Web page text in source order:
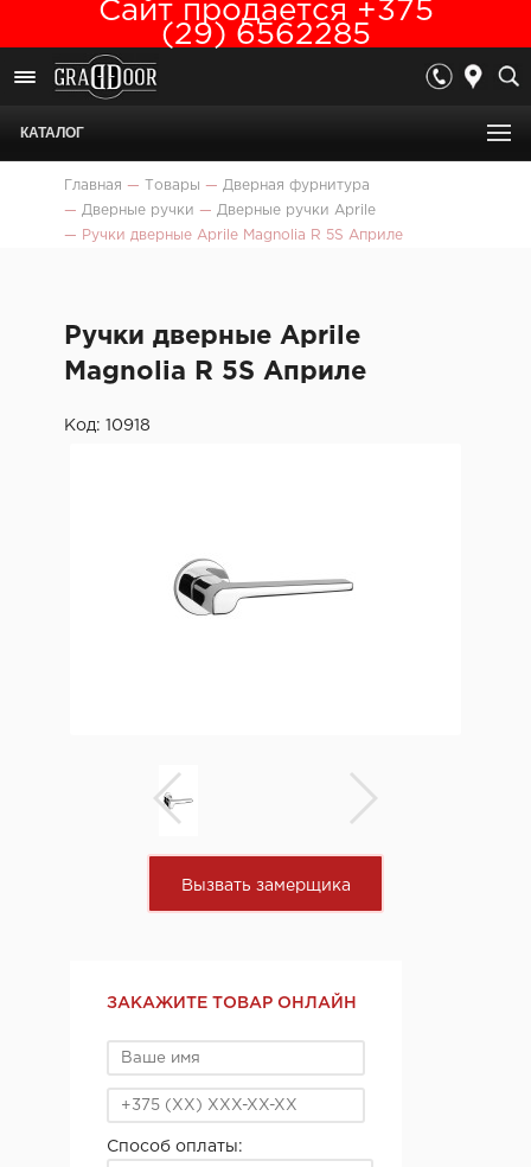
Сайт продается +375
(29) 6562285
КАТАЛОГ
Главная — Товары — Дверная фурнитура
— Дверные ручки — Дверные ручки Aprile
—
Ручки дверные Aprile Magnolia R 5S Априле
Ручки дверные Aprile
Magnolia R 5S Априле
Код: 10918
Вызвать замерщика
ЗАКАЖИТЕ ТОВАР ОНЛАЙН
Способ оплаты: